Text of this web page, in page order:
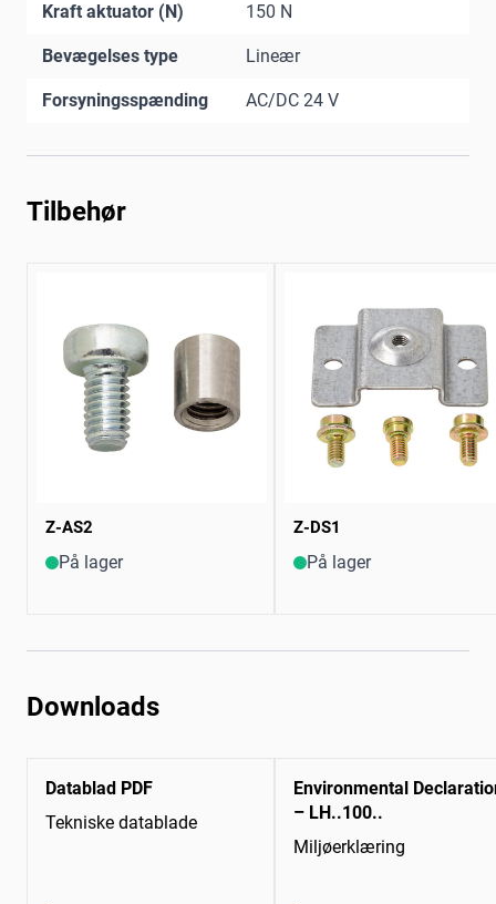
Kraft aktuator (N) 150 N
Bevægelses type Lineær
Forsyningsspænding AC/DC 24 V
Tilbehør
Z-AS2
På lager
Z-DS1
På lager
Downloads
Datablad PDF
Tekniske datablade
Environmental
– LH..100..
Miljøerklæring